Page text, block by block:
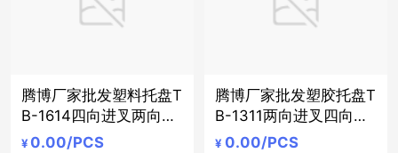
腾博厂家批发塑料托盘T
B-1614四向进叉两向进
叉全新料玻璃瓶易拉罐
¥ 0.00/PCS
腾博厂家批发塑胶托盘T
B-1311两向进叉四向进
叉全新料玻璃瓶、易拉
¥ 0.00/PCS